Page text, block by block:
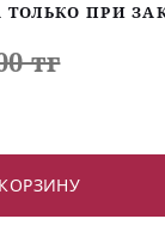
ПРИ
тг